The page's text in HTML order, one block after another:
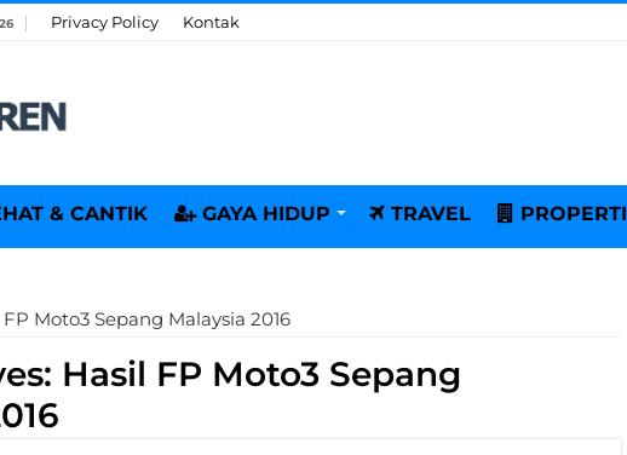
Privacy Policy Kontak
& CANTIK GAYA HIDUP TRAVEL PROPERTI
FP Moto3 Sepang Malaysia 2016
Hasil FP Moto3 Sepang